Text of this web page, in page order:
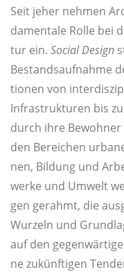
Seit jeher neh­men
da­men­ta­le Rol­le bei
tur ein. Social Design
Bestands­auf­nah­me
tio­nen von
Infra­struk­tu­ren bis
durch ihre
den Berei­chen
nen, Bil­dung und
wer­ke und Umwelt
gen gerahmt, die
Wur­zeln und
auf den
ne zukünf­ti­gen